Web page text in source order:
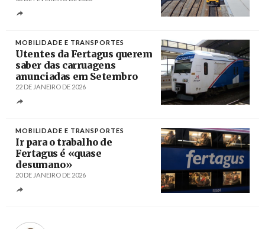
MOBILIDADE E TRANSPORTES
Utentes da Fertagus querem
saber das carruagens
anunciadas em Setembro
22 DE JANEIRO DE 2026
MOBILIDADE E TRANSPORTES
Ir para o trabalho de
Fertagus é «quase
desumano»
20 DE JANEIRO DE 2026